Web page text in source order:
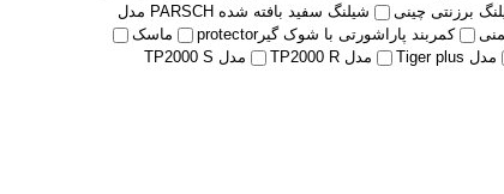
برزنتی چینی
شیلنگ سفید بافته شده PARSCH مدل
کمربند پاراشورتی با شوک گیرprotector
ماسک
مدل Tiger plus مدل TP2000 R
مدل TP2000 S